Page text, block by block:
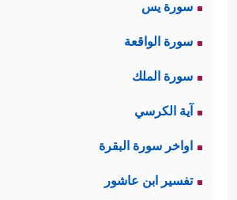
سورة يس
سورة الواقعة
سورة الملك
آية الكرسي
اواخر سورة البقرة
تفسير ابن عاشور